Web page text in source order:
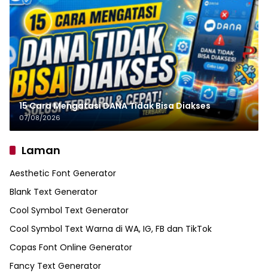
15 Cara Mengatasi DANA Tidak Bisa Diakses
07/08/2026
Laman
Aesthetic Font Generator
Blank Text Generator
Cool Symbol Text Generator
Cool Symbol Text Warna di WA, IG, FB dan TikTok
Copas Font Online Generator
Fancy Text Generator